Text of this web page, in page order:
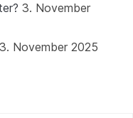
3. November
3. November 2025